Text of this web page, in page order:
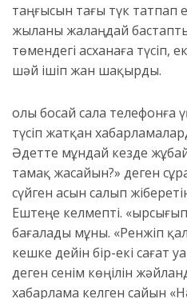
таңғысын тағы түк татпап
жыланы жалаңдай бастапты.
төмендегі асханаға түсіп,
шәй ішіп жан шақырды.
Қолы босай сала телефонға
түсіп жатқан
Әдетте мұндай кезде
тамақ жасайын?» деген
сүйген асын салып
Ештеңе келмепті.
бағалады мұны. «Ренжіп
кешке дейін бір-екі сағат
деген сенім көңілін
хабарлама келген сайын